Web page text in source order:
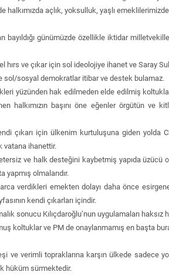
halkımızda açlık, yoksulluk, yaşlı
bayıldığı günümüzde özellikle iktidar
hırs ve çıkar için sol ideolojiye ihanet ve Saray
sol/sosyal demokratlar itibar ve destek bulamaz.
yüzünden hak edilmeden elde edilmiş
halkımızın başını öne eğenler örgütün ve
çıkarı için ülkenim kurtuluşuna giden yolda
vatana ihanettir.
ve halk desteğini kaybetmiş yapıda üzücü
yapmış olmalarıdır.
verdikleri emekten dolayı daha önce
kendi çıkarları içindir.
sonucu Kılıçdaroğlu’nun uygulamaları
koltuklar ve PM de onaylanmamış en başta
ve verimli topraklarına karşın ülkede sadece
hüküm sürmektedir.